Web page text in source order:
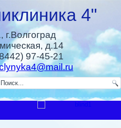
4"
г.Волгоград
д.14
97-45-21